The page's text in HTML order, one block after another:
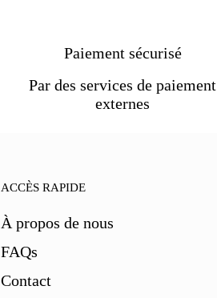
Paiement sécurisé
Par des services de paiement
externes
ACCÈS RAPIDE
À propos de nous
FAQs
Contact